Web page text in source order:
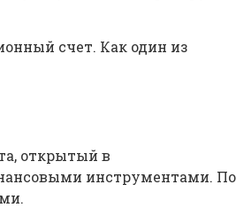
счет. Как один из
открытый в
инструментами. По